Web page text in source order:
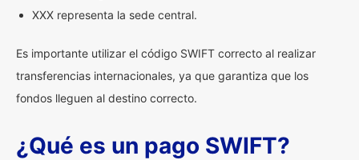
XXX representa la sede central.
Es importante utilizar el código SWIFT correcto al realizar
transferencias internacionales, ya que garantiza que los
fondos lleguen al destino correcto.
¿Qué es un pago SWIFT?